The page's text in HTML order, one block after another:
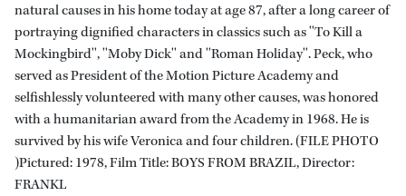
natural causes in his home today at age 87, after a long career of
portraying dignified characters in classics such as ''To Kill a
Mockingbird'', ''Moby Dick'' and ''Roman Holiday''. Peck, who
served as President of the Motion Picture Academy and
selfishlessly volunteered with many other causes, was honored
with a humanitarian award from the Academy in 1968. He is
survived by his wife Veronica and four children. (FILE PHOTO
)Pictured: 1978, Film Title: BOYS FROM BRAZIL, Director:
FRANKL